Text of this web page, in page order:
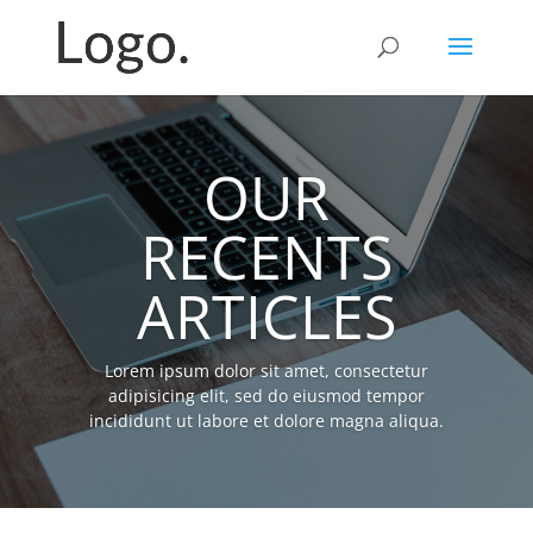
OUR
RECENTS
ARTICLES
Lorem ipsum dolor sit amet, consectetur
adipisicing elit, sed do eiusmod tempor
incididunt ut labore et dolore magna aliqua.